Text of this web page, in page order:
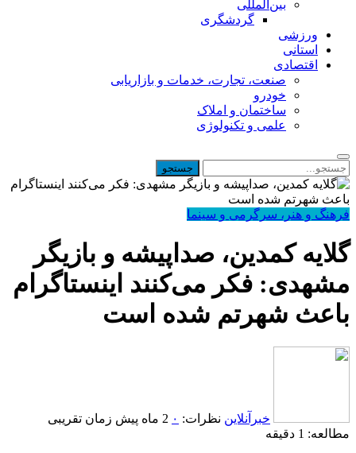
بین‌المللی
گردشگری
ورزشی
استانی
اقتصادی
صنعت، تجارت، خدمات و بازاریابی
خودرو
ساختمان و املاک
علمی و تکنولوژی
فرهنگ و هنر، سرگرمی و سینما
گلایه کمدین، صداپیشه و بازیگر
مشهدی: فکر می‌کنند اینستاگرام
باعث شهرتم شده‌ است
خبرآنلاین نظرات: ۰ 2 ماه پیش
زمان تقریبی
مطالعه: 1 دقیقه